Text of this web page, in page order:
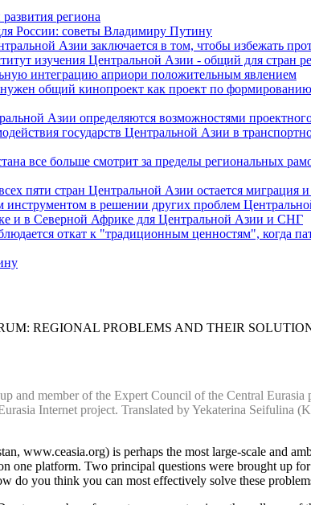
региона
России: советы Владимиру Путину
Азии заключается в том, чтобы избежать
изучения Центральной Азии - общий для стран
интеграцию априори положительным явлением
общий кинопроект как проект по
Азии определяются возможностями
государств Центральной Азии в
все больше смотрит за пределы региональных
пяти стран Центральной Азии остается миграция
инструментом в решении других проблем
и в Северной Африке для Центральной Азии и СНГ
откат к "традиционным ценностям", когда
REGIONAL PROBLEMS AND THEIR
and member of the Expert Council of the Central
Internet project. Translated by Yekaterina Seifulina
www.ceasia.org) is perhaps the most large-scale and
one platform. Two principal questions were brought up
do you think you can most effectively solve these